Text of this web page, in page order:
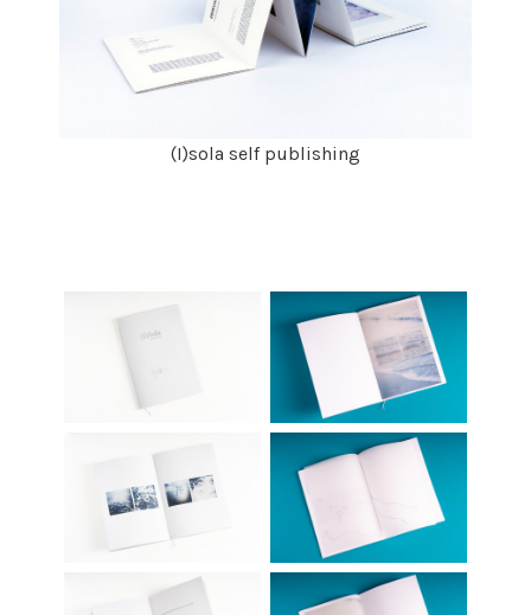
(I)sola self publishing